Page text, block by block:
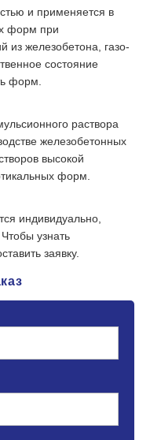
и применяется в
форм при
из железобетона, газо-
состояние
форм.
раствора
железобетонных
высокой
форм.
индивидуально,
узнать
заявку.